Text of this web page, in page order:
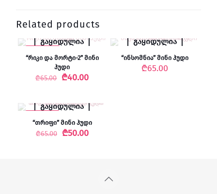
Related products
გაყიდულია
“რიკი და მორტი-2” მინი
ჰუდი
₾65.00
Original
₾65.00.
₾40.00Current
₾40.00.
გაყიდულია
“ინსომნია” მინი ჰუდი
₾65.00
გაყიდულია
“თრიფი” მინი ჰუდი
₾65.00
Original
₾50.00Current